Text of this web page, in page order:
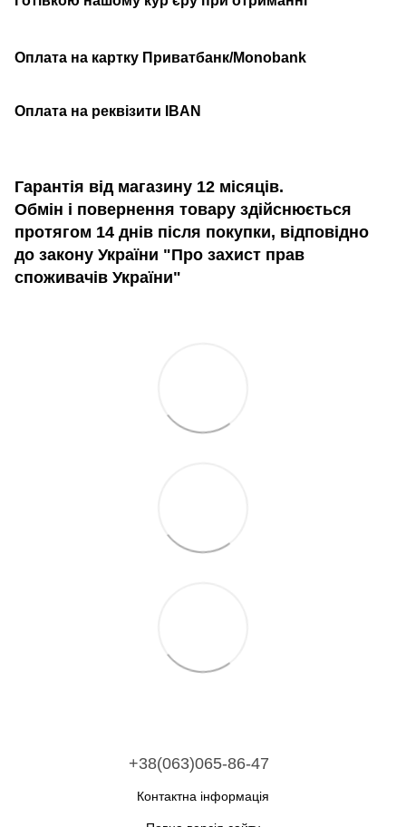
Оплата на картку Приватбанк/Monobank
Оплата на реквізити IBAN
Гарантія від магазину 12 місяців.
Обмін і повернення товару здійснюється
протягом 14 днів після покупки, відповідно
до закону України "Про захист прав
споживачів України"
+38(063)065-86-47
Контактна інформація